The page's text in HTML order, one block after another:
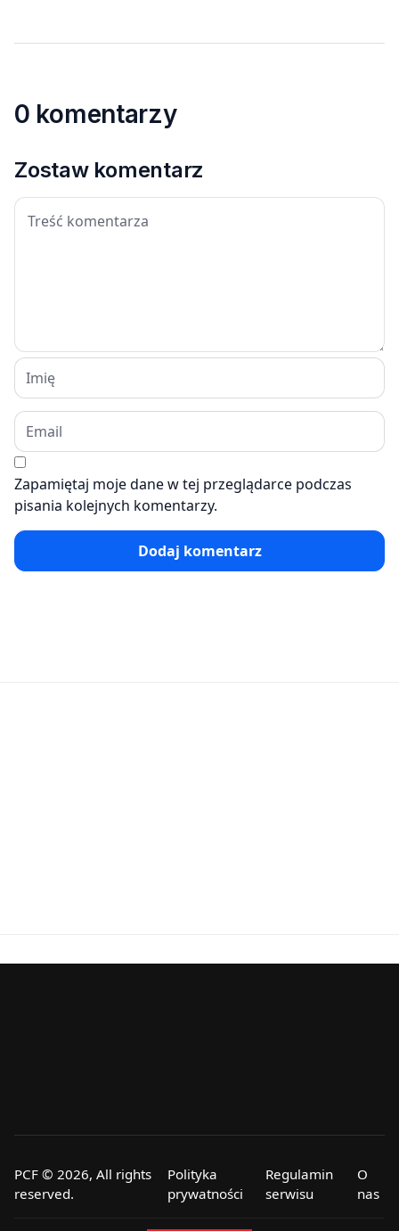
0 komentarzy
Zostaw komentarz
Zapamiętaj moje dane w tej przeglądarce podczas
pisania kolejnych komentarzy.
Dodaj komentarz
PCF © 2026, All rights
reserved.
Polityka
prywatności
Regulamin
serwisu
O
nas